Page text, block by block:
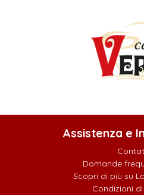
Assistenza e
Domande
Scopri di più su
Condizioni